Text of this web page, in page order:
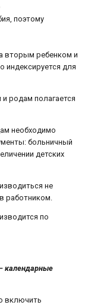
поэтому
вторым ребенком и
для
родам полагается
необходимо
больничный
детских
не
работником.
по
календарные
включить